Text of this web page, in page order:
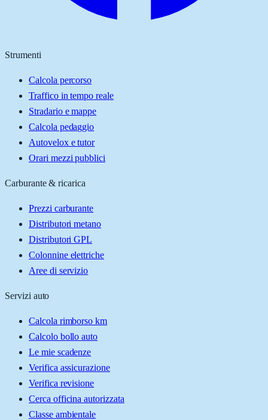
Strumenti
Calcola percorso
Traffico in tempo reale
Stradario e mappe
Calcola pedaggio
Autovelox e tutor
Orari mezzi pubblici
Carburante & ricarica
Prezzi carburante
Distributori metano
Distributori GPL
Colonnine elettriche
Aree di servizio
Servizi auto
Calcola rimborso km
Calcolo bollo auto
Le mie scadenze
Verifica assicurazione
Verifica revisione
Cerca officina autorizzata
Classe ambientale